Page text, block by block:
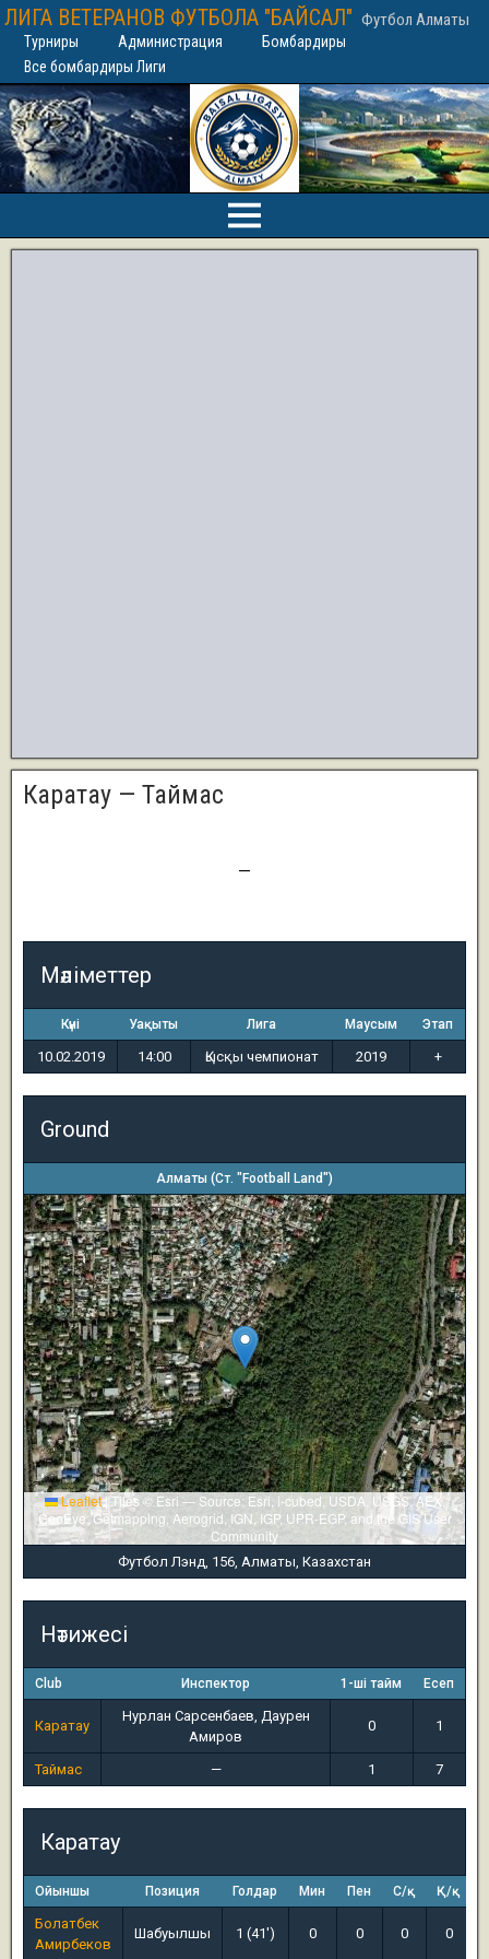
ЛИГА ВЕТЕРАНОВ ФУТБОЛА "БАЙСАЛ" Футбол Алматы
Турниры Администрация
Бомбардиры
Все бомбардиры Лиги
Каратау — Таймас
—
Мәліметтер
Күні Уақыты Лига Маусым Этап
10.02.2019 14:00 Қысқы чемпионат 2019 +
Ground
Алматы (Ст. "Football Land")
Leaflet|Tiles © Esri — Source: Esri, i-cubed, USDA, USGS, AEX,
GeoEye, Getmapping, Aerogrid, IGN, IGP, UPR-EGP, and the GIS User
Community
Футбол Лэнд, 156, Алматы, Казахстан
Нәтижесі
Club Инспектор 1-ші тайм Есеп
Каратау
Нурлан Сарсенбаев, Даурен
Амиров
0 1
Таймас — 1 7
Каратау
Ойыншы Позиция Голдар Мин Пен С/қ Қ/қ
Болатбек
Амирбеков
Шабуылшы 1 (41') 0 0 0 0